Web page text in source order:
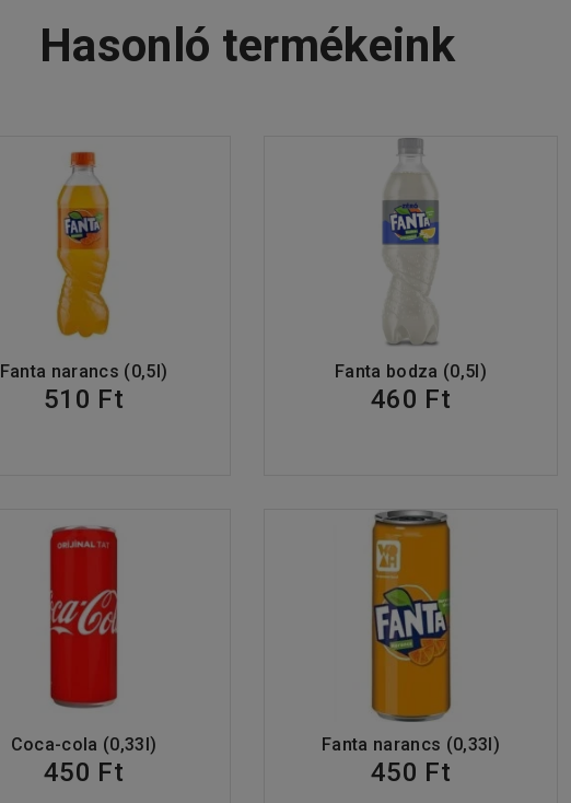
Hasonló termékeink
Fanta narancs (0,5l)
510 Ft
Fanta bodza (0,5l)
460 Ft
Coca-cola (0,33l)
450 Ft
Fanta narancs (0,33l)
450 Ft